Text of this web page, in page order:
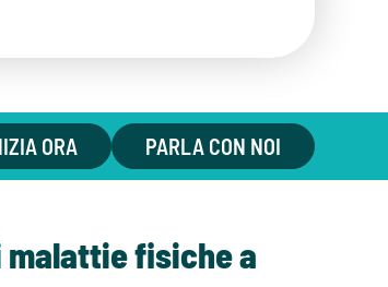
ORA PARLA CON NOI
fisiche a